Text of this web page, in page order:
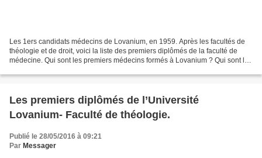
Les 1ers candidats médecins de Lovanium, en 1959. Après les facultés de
théologie et de droit, voici la liste des premiers diplômés de la faculté de
médecine. Qui sont les premiers médecins formés à Lovanium ? Qui sont les
Les premiers diplômés de l’Université
Lovanium- Faculté de théologie.
Publié le 28/05/2016 à 09:21
Par Messager